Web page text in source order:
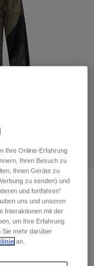
35% OFF
Ihre Online-Erfahrung
Ihren Besuch zu
Ihnen Geräte zu
zu senden) und
und fortfahren“
uns und unseren
Interaktionen mit der
um Ihre Erfahrung
Sie mehr darüber
an.